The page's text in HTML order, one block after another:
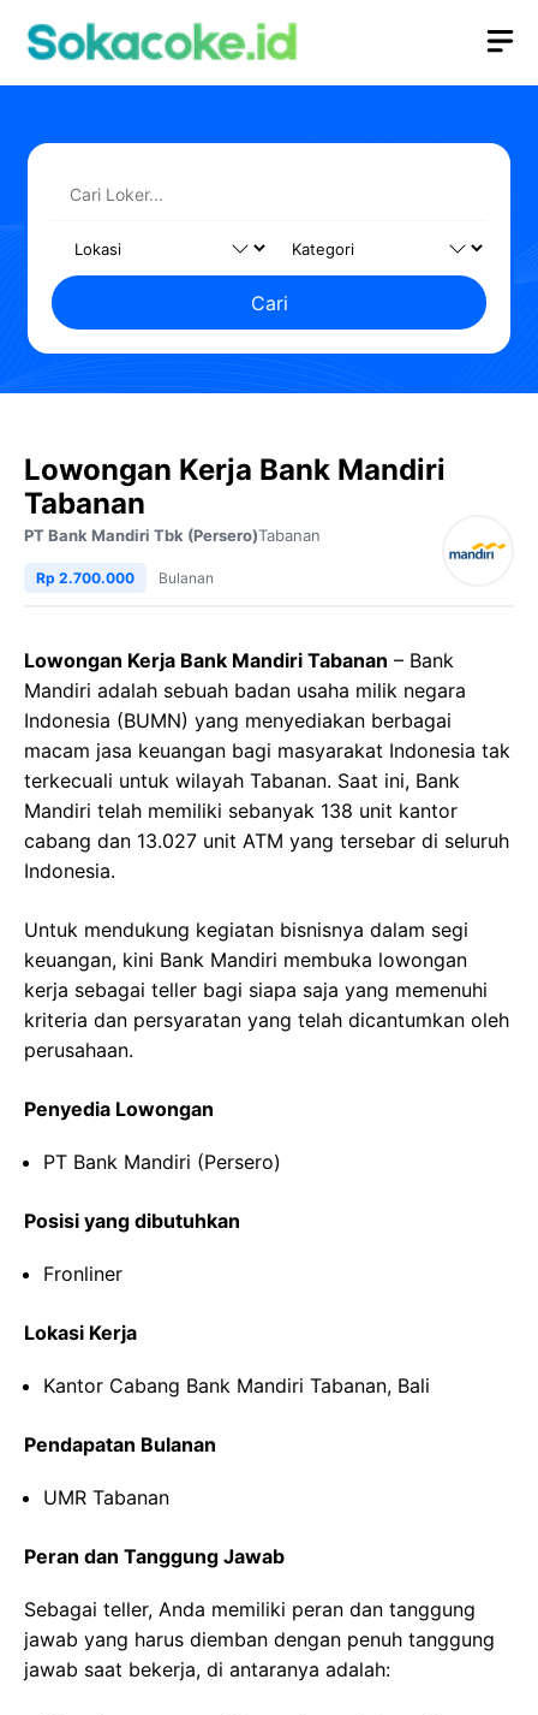
Cari
Lowongan Kerja Bank Mandiri
Tabanan
PT Bank Mandiri Tbk (Persero)Tabanan
Rp 2.700.000 Bulanan
Lowongan Kerja Bank Mandiri Tabanan – Bank
Mandiri adalah sebuah badan usaha milik negara
Indonesia (BUMN) yang menyediakan berbagai
macam jasa keuangan bagi masyarakat Indonesia tak
terkecuali untuk wilayah Tabanan. Saat ini, Bank
Mandiri telah memiliki sebanyak 138 unit kantor
cabang dan 13.027 unit ATM yang tersebar di seluruh
Indonesia.
Untuk mendukung kegiatan bisnisnya dalam segi
keuangan, kini Bank Mandiri membuka lowongan
kerja sebagai teller bagi siapa saja yang memenuhi
kriteria dan persyaratan yang telah dicantumkan oleh
perusahaan.
Penyedia Lowongan
PT Bank Mandiri (Persero)
Posisi yang dibutuhkan
Fronliner
Lokasi Kerja
Kantor Cabang Bank Mandiri Tabanan, Bali
Pendapatan Bulanan
UMR Tabanan
Peran dan Tanggung Jawab
Sebagai teller, Anda memiliki peran dan tanggung
jawab yang harus diemban dengan penuh tanggung
jawab saat bekerja, di antaranya adalah: